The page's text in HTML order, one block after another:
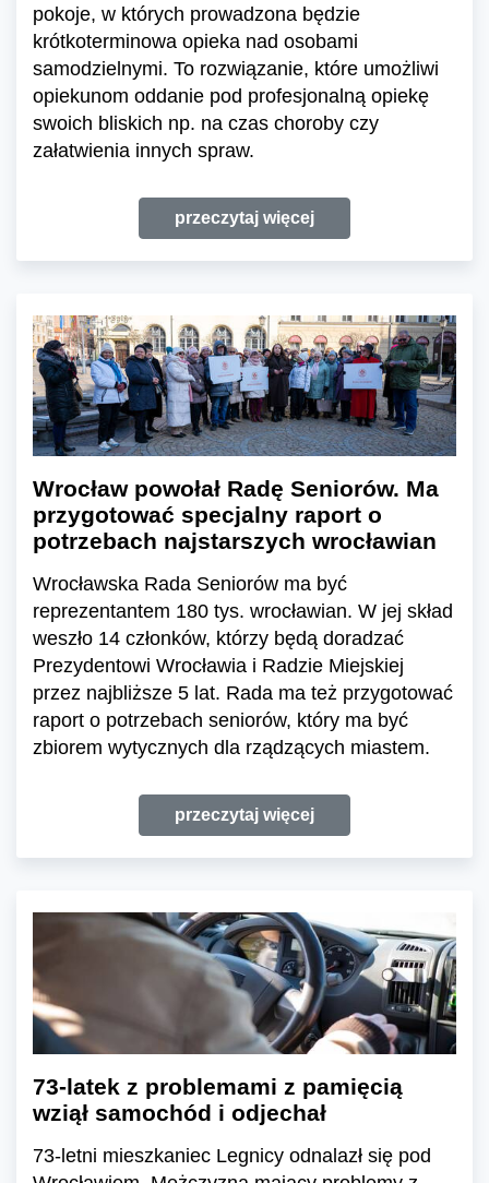
pokoje, w których prowadzona będzie
krótkoterminowa opieka nad osobami
samodzielnymi. To rozwiązanie, które umożliwi
opiekunom oddanie pod profesjonalną opiekę
swoich bliskich np. na czas choroby czy
załatwienia innych spraw.
przeczytaj więcej
Wrocław powołał Radę Seniorów. Ma
przygotować specjalny raport o
potrzebach najstarszych wrocławian
Wrocławska Rada Seniorów ma być
reprezentantem 180 tys. wrocławian. W jej skład
weszło 14 członków, którzy będą doradzać
Prezydentowi Wrocławia i Radzie Miejskiej
przez najbliższe 5 lat. Rada ma też przygotować
raport o potrzebach seniorów, który ma być
zbiorem wytycznych dla rządzących miastem.
przeczytaj więcej
73-latek z problemami z pamięcią
wziął samochód i odjechał
73-letni mieszkaniec Legnicy odnalazł się pod